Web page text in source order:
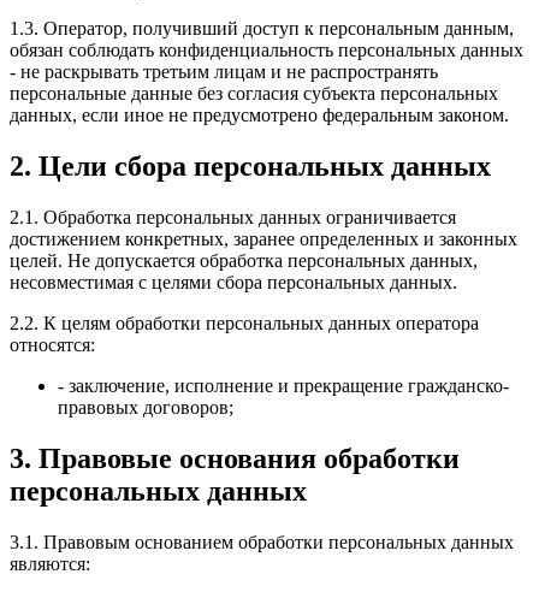
1.3. Оператор, получивший доступ к персональным данным,
обязан соблюдать конфиденциальность персональных данных
- не раскрывать третьим лицам и не распространять
персональные данные без согласия субъекта персональных
данных, если иное не предусмотрено федеральным законом.
2. Цели сбора персональных данных
2.1. Обработка персональных данных ограничивается
достижением конкретных, заранее определенных и законных
целей. Не допускается обработка персональных данных,
несовместимая с целями сбора персональных данных.
2.2. К целям обработки персональных данных оператора
относятся:
- заключение, исполнение и прекращение гражданско-
правовых договоров;
3. Правовые основания обработки
персональных данных
3.1. Правовым основанием обработки персональных данных
являются: